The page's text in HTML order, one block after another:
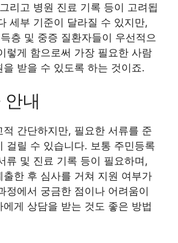
리고 병원 진료 기록 등이 고려됩
세부 기준이 달라질 수 있지만,
층 및 중증 질환자들이 우선적으
렇게 함으로써 가장 필요한 사람
을 받을 수 있도록 하는 것이죠.
내
적 간단하지만, 필요한 서류를 준
걸릴 수 있습니다. 보통 주민등록
류 및 진료 기록 등이 필요하며,
한 후 심사를 거쳐 지원 여부가
정에서 궁금한 점이나 어려움이
게 상담을 받는 것도 좋은 방법